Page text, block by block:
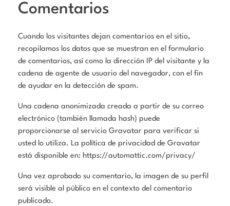
Comentarios
Cuando los visitantes dejan comentarios en el sitio,
recopilamos los datos que se muestran en el formulario
de comentarios, así como la dirección IP del visitante y la
cadena de agente de usuario del navegador, con el fin
de ayudar en la detección de spam.
Una cadena anonimizada creada a partir de su correo
electrónico (también llamada hash) puede
proporcionarse al servicio Gravatar para verificar si
usted lo utiliza. La política de privacidad de Gravatar
está disponible en: https://automattic.com/privacy/
Una vez aprobado su comentario, la imagen de su perfil
será visible al público en el contexto del comentario
publicado.